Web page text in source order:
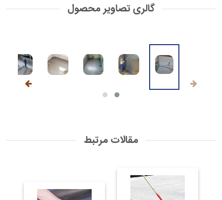
گالری تصاویر محصول
مقالات مرتبط